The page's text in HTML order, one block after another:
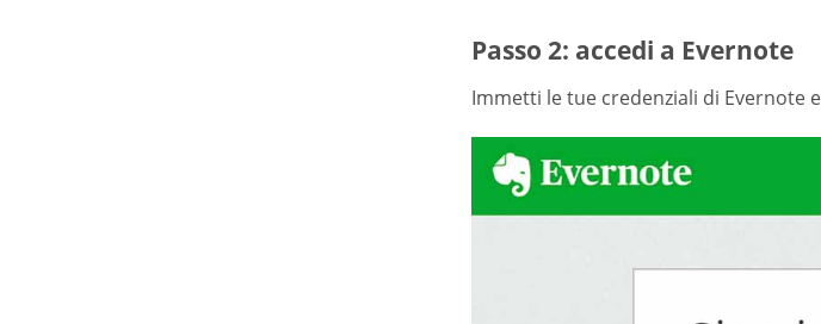
Passo 2: accedi a Evernote
Immetti le tue credenziali di Evernote